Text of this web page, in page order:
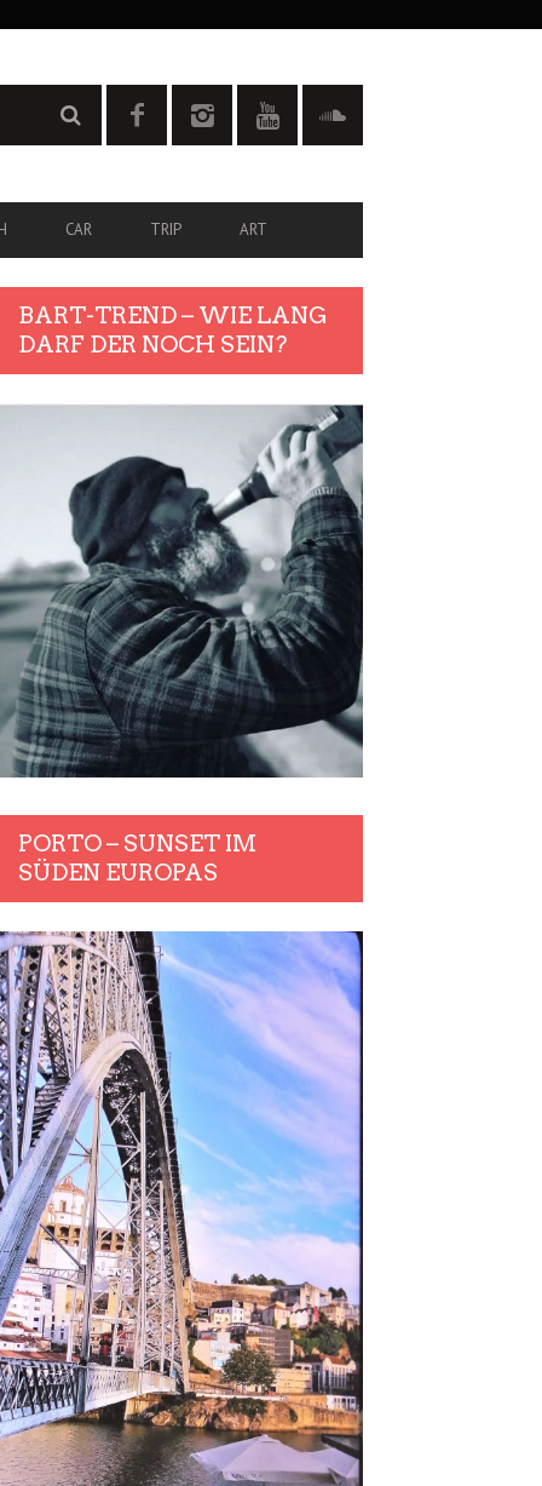
CAR TRIP ART
BART-TREND – WIE LANG
DARF DER NOCH SEIN?
PORTO – SUNSET IM
SÜDEN EUROPAS